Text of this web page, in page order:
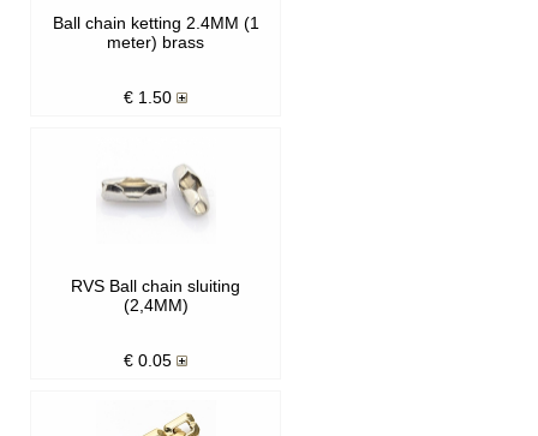
Ball chain ketting 2.4MM (1
meter) brass
€ 1.50
RVS Ball chain sluiting
(2,4MM)
€ 0.05